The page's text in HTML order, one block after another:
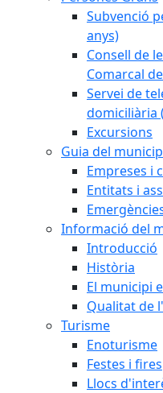
Subvenció
anys)
Consell de
Comarcal
Servei de
domiciliària
Excursions
Guia del
Empreses i
Entitats i
Informació del
Introducció
Història
El municipi
Qualitat de
Turisme
Enoturisme
Festes i fires
Llocs